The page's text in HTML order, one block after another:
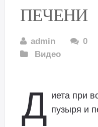
ПЕЧЕНИ
admin 0
Видео
Д иета при
пузыря и